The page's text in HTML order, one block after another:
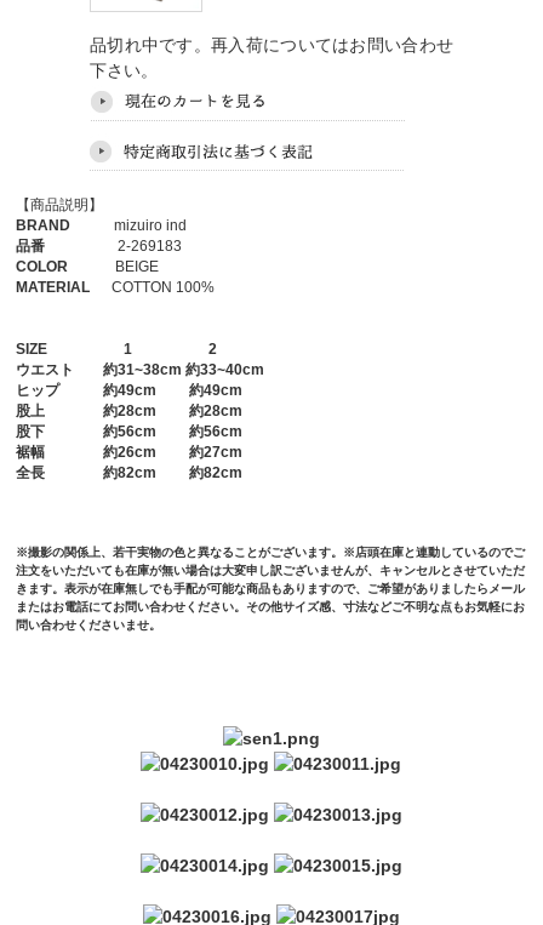
品切れ中です。再入荷についてはお問い合わせ
下さい。
【商品説明】
BRAND mizuiro ind
品番 2-269183
COLOR BEIGE
MATERIAL COTTON 100%
SIZE 1
2
ウエスト
約31~38cm 約33~40cm
ヒップ約49cm 約49cm
股上 約28cm 約28cm
股下 約56cm 約56cm
裾幅 約26cm 約27cm
全長 約82cm 約82cm
※撮影の関係上、若干実物の色と異なることがございます。※店頭在庫と連動しているのでご
注文をいただいても在庫が無い場合は大変申し訳ございませんが、キャンセルとさせていただ
きます。表示が在庫無しでも手配が可能な商品もありますので、ご希望がありましたらメール
またはお電話にてお問い合わせください。その他サイズ感、寸法などご不明な点もお気軽にお
問い合わせくださいませ。